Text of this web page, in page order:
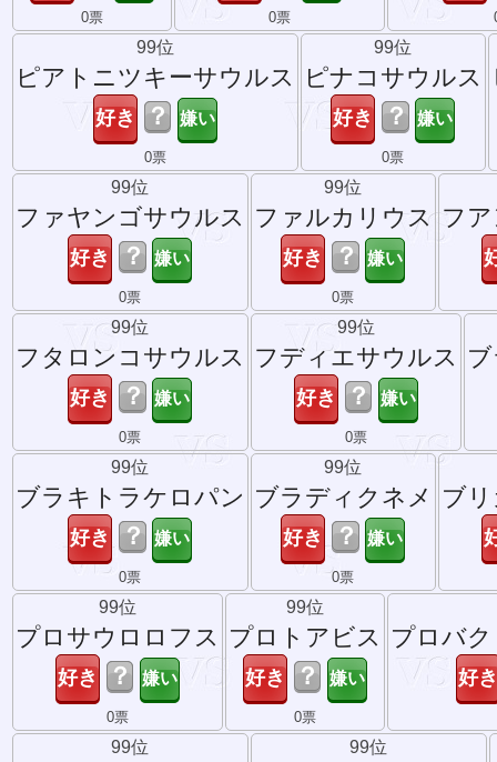
0票 0票
99位
ピアトニツキーサウルス
？
0票
99位
ピナコサウルス
？
0票
99位
ファヤンゴサウルス
？
0票
99位
ファルカリウス
？
0票
フ
99位
フタロンコサウルス
？
0票
99位
フディエサウルス
？
0票
99位
ブラキトラケロパン
？
0票
99位
ブラディクネメ
？
0票
ブ
99位
プロサウロロフス
？
0票
99位
プロトアビス
？
0票
プロバ
99位 99位